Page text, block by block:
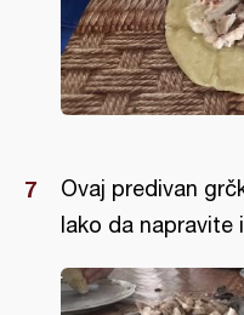
Ovaj predivan
lako da napravite